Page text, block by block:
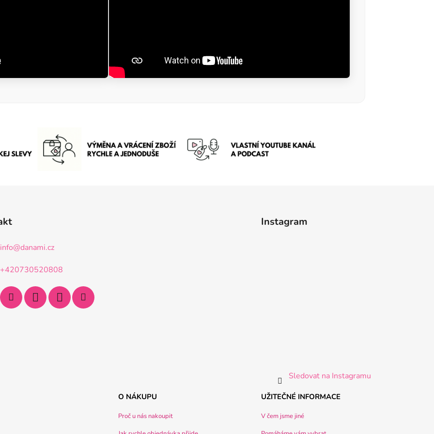
info@danami.cz
+420730520808
Instagram
Sledovat na Instagramu
O NÁKUPU
Proč u nás nakoupit
UŽITEČNÉ INFORMACE
V čem jsme jiné